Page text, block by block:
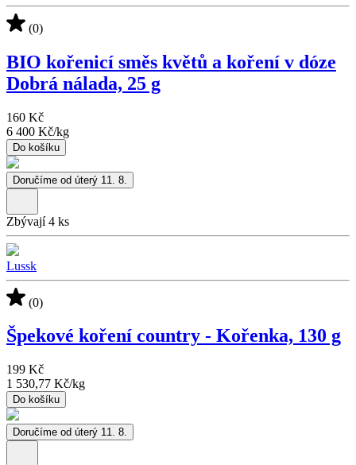
(0)
BIO kořenicí směs květů a koření v dóze
Dobrá nálada, 25 g
160 Kč
6 400 Kč/kg
Do košíku
Doručíme od úterý 11. 8.
Zbývají 4 ks
Lussk
(0)
Špekové koření country - Kořenka, 130 g
199 Kč
1 530,77 Kč/kg
Do košíku
Doručíme od úterý 11. 8.